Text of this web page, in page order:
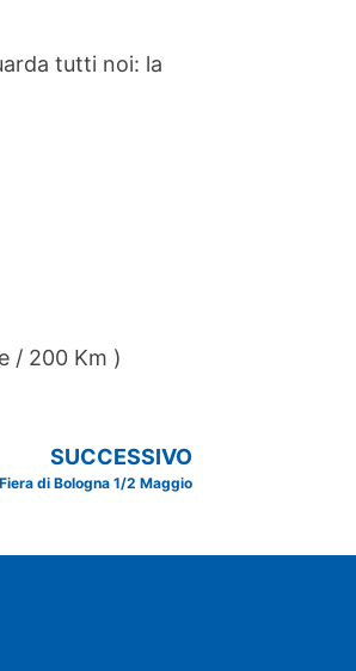
tutti noi: la
/ 200 Km )
SUCCESSIVO
di Bologna 1/2 Maggio